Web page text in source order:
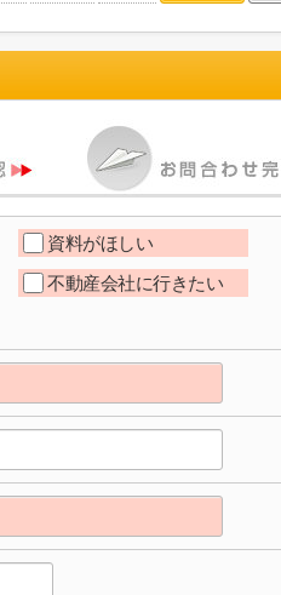
資料がほしい
不動産会社に行きたい